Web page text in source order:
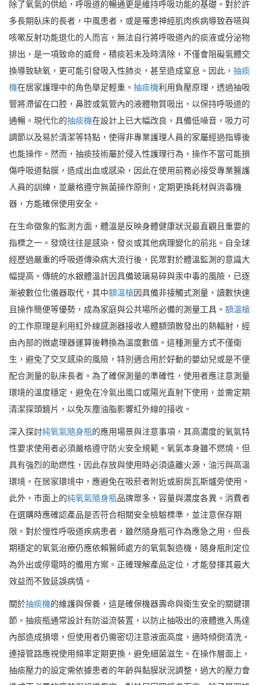
除了氧氣的供給，呼吸道的暢通更是維持呼吸功能的基礎。對於許
多長期臥床的長者，中風患者，或是罹患神經肌肉疾病導致吞嚥與
咳嗽反射功能退化的人而言，無法自行將呼吸道內的痰液或分泌物
排出，是一項致命的威脅。積痰若未及時清除，不僅會阻礙氣體交
換導致缺氧，更可能引發吸入性肺炎，甚至造成窒息。因此， 抽痰
機在居家護理中的角色舉足輕重。 抽痰機利用負壓原理，透過抽吸
管將滯留在口腔，鼻腔或氣管內的液體物質吸出，以保持呼吸道的
通暢。現代化的抽痰機在設計上已大幅改良，具備低噪音，吸力可
調節以及易於清潔等特點，使得非專業護理人員的家屬經過指導後
也能操作。然而，抽痰技術屬於侵入性護理行為，操作不當可能損
傷呼吸道黏膜，造成出血或感染，因此在使用前務必接受專業醫護
人員的訓練，並嚴格遵守無菌操作原則，定期更換耗材與消毒機
器，方能確保使用安全。
在生命徵象的監測方面，體溫是反映身體健康狀況最直觀且重要的
指標之一。發燒往往是感染，發炎或其他病理變化的前兆。自全球
經歷過嚴重的呼吸道傳染病大流行後，民眾對於體溫監測的意識大
幅提高。傳統的水銀體溫計因具備玻璃易碎與汞中毒的風險，已逐
漸被數位化儀器取代，其中額溫槍因具備非接觸式測量，讀數快速
且操作簡便等優勢，成為家庭與公共場所必備的測量工具。 額溫槍
的工作原理是利用紅外線感測器接收人體額頭散發出的熱輻射，經
由內部的微處理器運算後轉換為溫度數值。這種測量方式不僅衛
生，避免了交叉感染的風險，特別適合用於好動的嬰幼兒或是不便
配合測量的臥床長者。為了確保測量的準確性，使用者應注意測量
環境的溫度穩定，避免在冷氣出風口或陽光直射下使用，並需定期
清潔探頭鏡片，以免灰塵油脂影響紅外線的接收。
深入探討純氧氣隨身瓶的應用場景與注意事項，其高濃度的氧氣特
性要求使用者必須嚴格遵守防火安全規範。氧氣本身雖不燃燒，但
具有強烈的助燃性，因此存放與使用時必須遠離火源，油污與高溫
環境。在居家環境中，應避免在吸菸者附近或廚房瓦斯爐旁使用。
此外，市面上的純氧氣隨身瓶品牌眾多，容量與濃度各異，消費者
在選購時應確認產品是否符合相關安全檢驗標準，並注意保存期
限。對於慢性呼吸道疾病患者，雖然隨身瓶可作為應急之用，但長
期穩定的氧氣治療仍應依賴醫師處方的氧氣製造機，隨身瓶則定位
為外出或停電時的備用方案。正確理解產品定位，才能發揮其最大
效益而不致延誤病情。
關於抽痰機的維護與保養，這是確保機器壽命與衛生安全的關鍵環
節。抽痰瓶通常設計有防溢流裝置，以防止抽吸出的液體進入馬達
內部造成損壞，但使用者仍需密切注意液面高度，適時傾倒清洗。
連接管路應視使用頻率定期更換，避免細菌滋生。在操作層面上，
抽痰壓力的設定需依據患者的年齡與黏膜狀況調整，過大的壓力會